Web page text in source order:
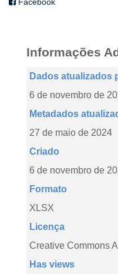
Informações
Dados atualizados
6 de novembro de
Metadados
27 de maio de 2024
Criado
6 de novembro de
Formato
XLSX
Licença
Creative Commons
Has views